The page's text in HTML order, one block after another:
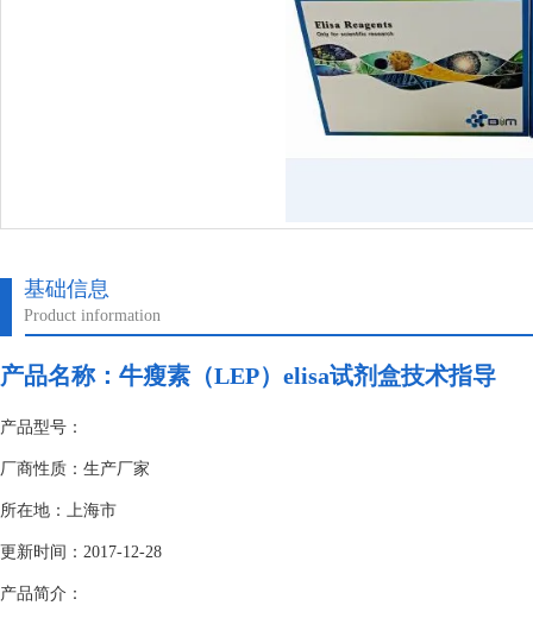
基础信息
Product information
产品名称： 牛瘦素（LEP）elisa试剂盒技术指导
产品型号：
厂商性质：生产厂家
所在地：上海市
更新时间：2017-12-28
产品简介：